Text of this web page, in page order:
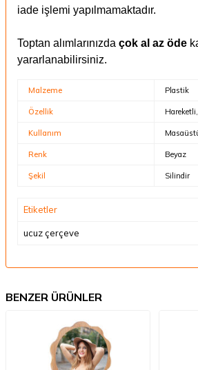
iade işlemi yapılmamaktadır.
Toptan alımlarınızda çok al az öde
yararlanabilirsiniz.
Malzeme Plastik
Özellik
Kullanım
Renk Beyaz
Şekil Silindir
Etiketler
ucuz çerçeve
BENZER ÜRÜNLER